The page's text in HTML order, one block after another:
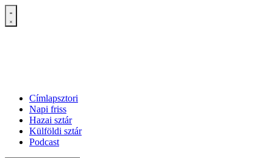
Címlapsztori
Napi friss
Hazai sztár
Külföldi sztár
Podcast